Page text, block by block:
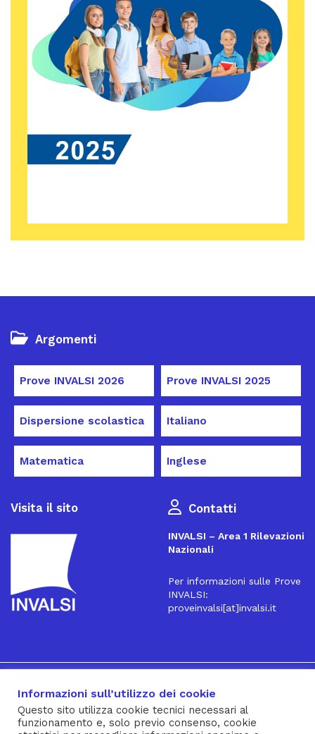
Argomenti
Prove INVALSI 2026 Prove INVALSI 2025
Dispersione scolastica Italiano
Matematica Inglese
Visita il sito Contatti
INVALSI – Area 1 Rilevazioni
Nazionali
Per informazioni sulle Prove
INVALSI:
proveinvalsi[at]invalsi.it
Iscriviti alla Newsletter
® INVALSI – Via Ippolito Nievo, 35 – 00153 ROMA – tel. 06
Informazioni sull’utilizzo dei cookie
Questo sito utilizza cookie tecnici necessari al
funzionamento e, solo previo consenso, cookie